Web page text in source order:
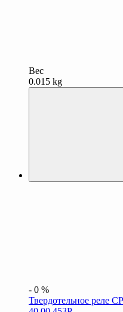
Вес
0.015 kg
- 0 %
Твердотельное реле